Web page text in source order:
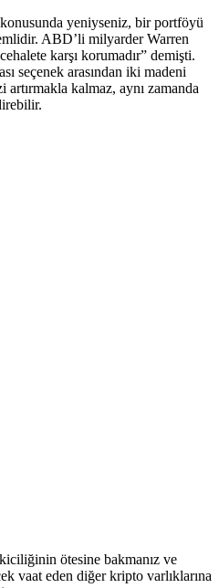
yeniyseniz, bir portföyü
ABD’li milyarder Warren
karşı korumadır” demişti.
seçenek arasından iki madeni
artırmakla kalmaz, aynı zamanda
ötesine bakmanız ve
vaat eden diğer kripto varlıklarına